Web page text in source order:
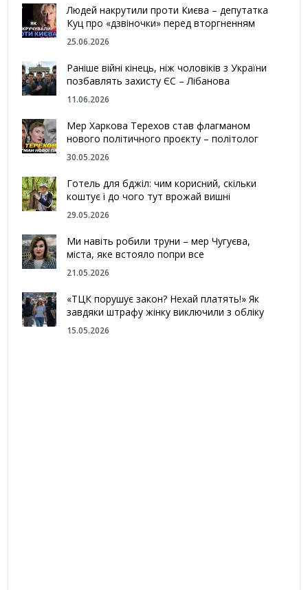
Людей накрутили проти Києва – депутатка
Куц про «дзвіночки» перед вторгненням
25.06.2026
Раніше війні кінець, ніж чоловіків з України
позбавлять захисту ЄС – Лібанова
11.06.2026
Мер Харкова Терехов став флагманом
нового політичного проєкту – політолог
30.05.2026
Готель для бджіл: чим корисний, скільки
коштує і до чого тут врожай вишні
29.05.2026
Ми навіть робили труни – мер Чугуєва,
міста, яке встояло попри все
21.05.2026
«ТЦК порушує закон? Нехай платять!» Як
завдяки штрафу жінку виключили з обліку
15.05.2026